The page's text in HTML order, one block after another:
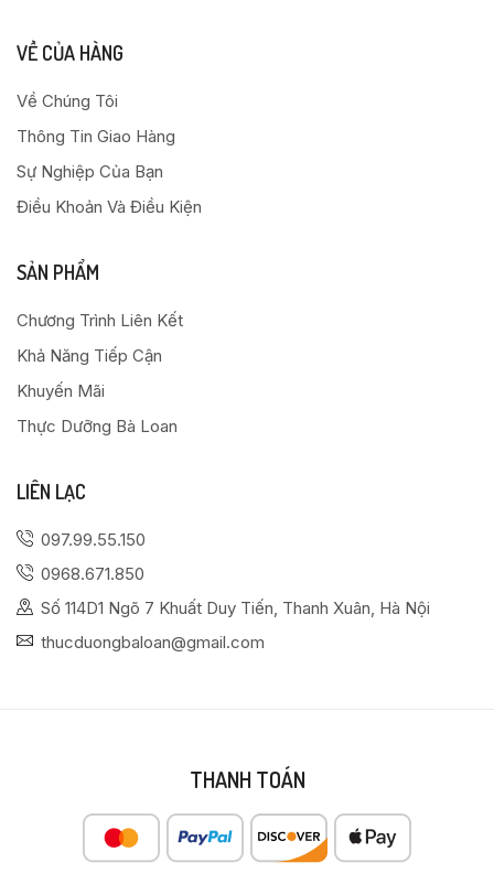
VỀ CỦA HÀNG
Về Chúng Tôi
Thông Tin Giao Hàng
Sự Nghiệp Của Bạn
Điều Khoản Và Điều Kiện
SẢN PHẨM
Chương Trình Liên Kết
Khả Năng Tiếp Cận
Khuyến Mãi
Thực Dưỡng Bà Loan
LIÊN LẠC
097.99.55.150
0968.671.850
Số 114D1 Ngõ 7 Khuất Duy Tiến, Thanh Xuân, Hà Nội
thucduongbaloan@gmail.com
THANH TOÁN